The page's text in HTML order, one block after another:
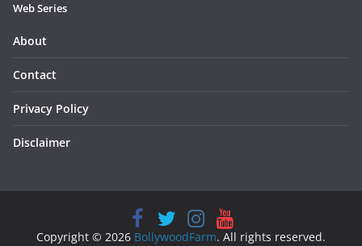
Web Series
About
Contact
Privacy Policy
Disclaimer
Copyright © 2026 BollywoodFarm. All rights reserved.